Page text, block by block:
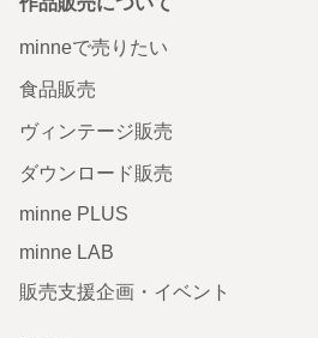
minneで売りたい
食品販売
ヴィンテージ販売
ダウンロード販売
minne PLUS
minne LAB
販売支援企画・イベント